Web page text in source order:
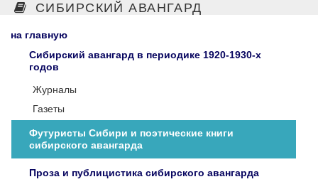
СИБИРСКИЙ АВАНГАРД
на главную
Сибирский авангард в периодике 1920-1930-х
годов
Журналы
Газеты
Футуристы Сибири и поэтические книги
сибирского авангарда
Проза и публицистика сибирского авангарда